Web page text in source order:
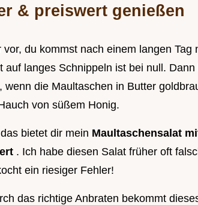
& preiswert genießen
vor, du kommst nach einem langen
auf langes Schnippeln ist bei null.
wenn die Maultaschen in Butter
von süßem Honig.
bietet dir mein Maultaschensalat
. Ich habe diesen Salat früher oft
ein riesiger Fehler!
das richtige Anbraten bekommt